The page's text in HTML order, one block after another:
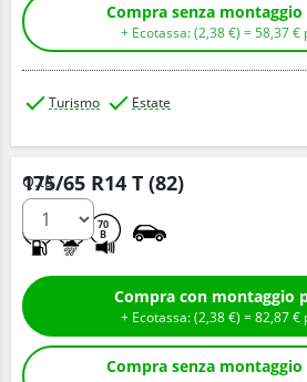
+ Ecotassa: (2,38€ ) =58,37€
Turismo Estate
175/65 R14 T (82)
70
B
Q.tà
+ Ecotassa: (2,38€ ) =82,87€